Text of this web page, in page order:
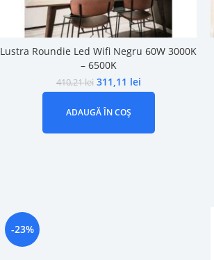
Lustra Roundie Led Wifi Negru 60W 3000K
– 6500K
410,21lei 311,11 lei
ADAUGĂ ÎN COȘ
-23%